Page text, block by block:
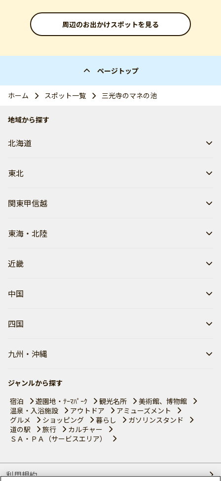
周辺のお出かけスポットを見る
ページトップ
ホーム スポット一覧 三光寺のマネの池
地域から探す
北海道
東北
関東甲信越
東海・北陸
近畿
中国
四国
九州・沖縄
ジャンルから探す
宿泊
遊園地・ﾃｰﾏﾊﾟｰｸ 観光名所
美術館、博物館
温泉・入浴施設
アウトドア
アミューズメント
グルメ
ショッピング 暮らし
ガソリンスタンド
道の駅
旅行
カルチャー
ＳＡ・ＰＡ（サービスエリア）
利用規約